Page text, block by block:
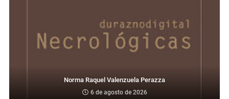
Norma Raquel Valenzuela Perazza
6 de agosto de 2026